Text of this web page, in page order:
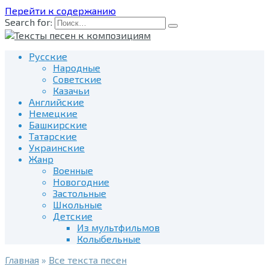
Перейти к содержанию
Search for:
Русские
Народные
Советские
Казачьи
Английские
Немецкие
Башкирские
Татарские
Украинские
Жанр
Военные
Новогодние
Застольные
Школьные
Детские
Из мультфильмов
Колыбельные
Главная » Все текста песен